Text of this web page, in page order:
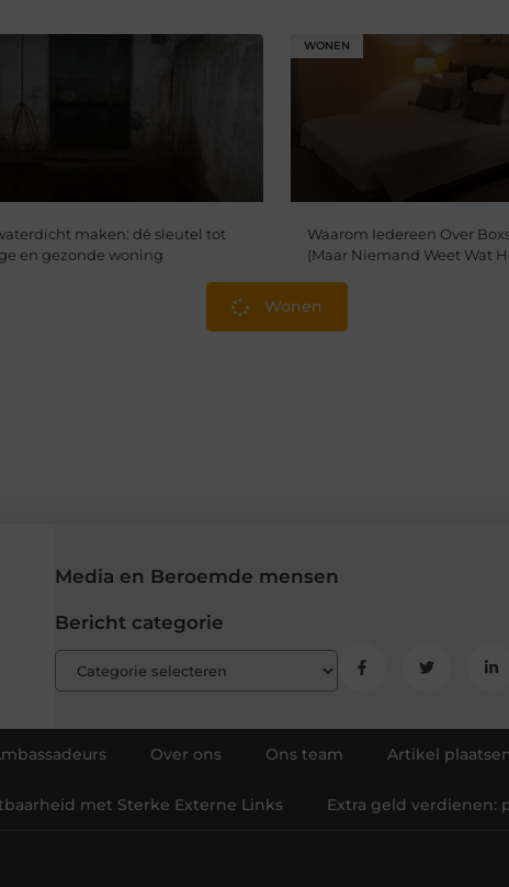
maken: dé sleutel tot
en gezonde woning
WONEN
Waarom Iedereen Over
(Maar Niemand Weet Wat
Wonen
Media en Beroemde mensen
Bericht categorie
Over ons Ons team Artikel plaatsen
met Sterke Externe Links Extra geld verdienen: